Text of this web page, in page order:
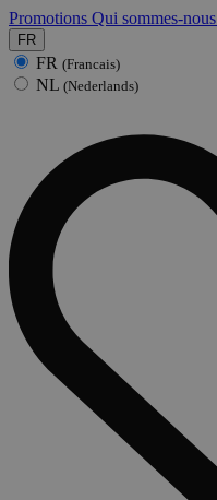
Promotions Qui sommes-nous
FR
FR (Francais)
NL (Nederlands)